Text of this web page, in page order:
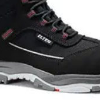
op
de
productpagina